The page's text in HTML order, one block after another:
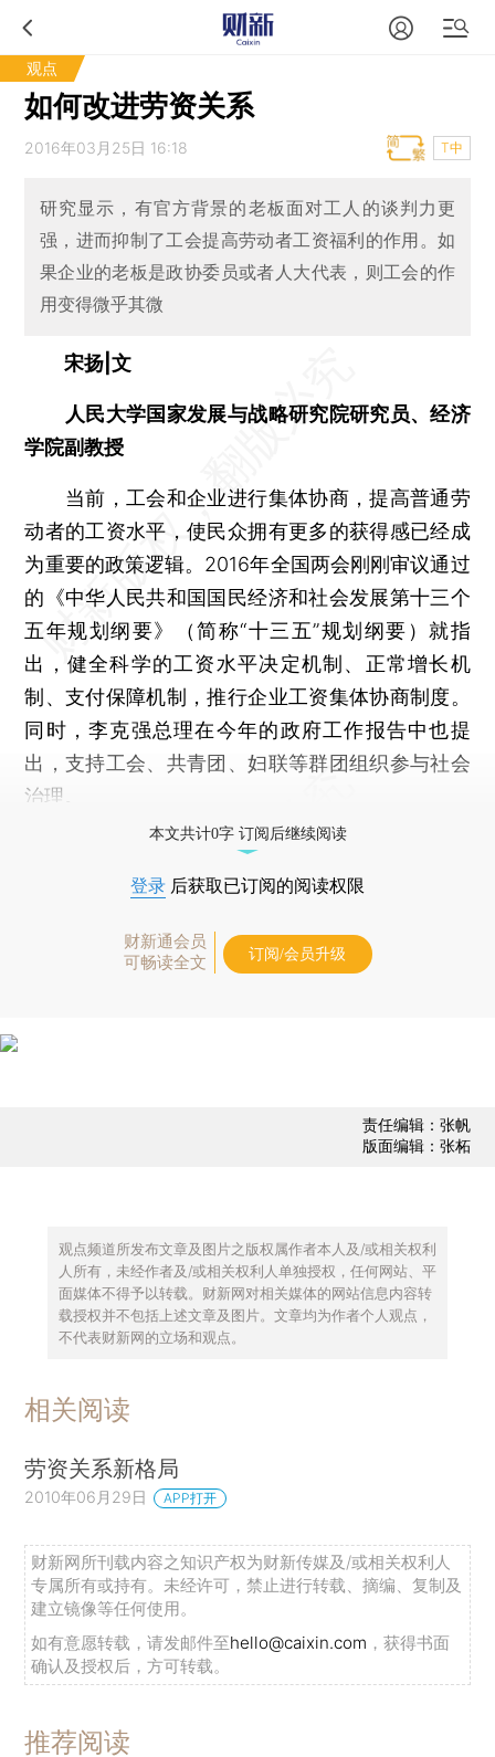
观点
如何改进劳资关系
2016年03月25日 16:18 T中
研究显示，有官方背景的老板面对工人的谈判力更
强，进而抑制了工会提高劳动者工资福利的作用。如
果企业的老板是政协委员或者人大代表，则工会的作
用变得微乎其微
宋扬|文
人民大学国家发展与战略研究院研究员、经济
学院副教授
当前，工会和企业进行集体协商，提高普通劳
动者的工资水平，使民众拥有更多的获得感已经成
为重要的政策逻辑。2016年全国两会刚刚审议通过
的《中华人民共和国国民经济和社会发展第十三个
五年规划纲要》（简称“十三五”规划纲要）就指
出，健全科学的工资水平决定机制、正常增长机
制、支付保障机制，推行企业工资集体协商制度。
同时，李克强总理在今年的政府工作报告中也提
出，支持工会、共青团、妇联等群团组织参与社会
治理。
本文共计0字 订阅后继续阅读
登录 后获取已订阅的阅读权限
财新通会员
可畅读全文
订阅/会员升级
责任编辑：张帆
版面编辑：张柘
观点频道所发布文章及图片之版权属作者本人及/或相关权利
人所有，未经作者及/或相关权利人单独授权，任何网站、平
面媒体不得予以转载。财新网对相关媒体的网站信息内容转
载授权并不包括上述文章及图片。文章均为作者个人观点，
不代表财新网的立场和观点。
相关阅读
劳资关系新格局
2010年06月29日 APP打开
财新网所刊载内容之知识产权为财新传媒及/或相关权利人
专属所有或持有。未经许可，禁止进行转载、摘编、复制及
建立镜像等任何使用。
如有意愿转载，请发邮件至hello@caixin.com ，获得书面
确认及授权后，方可转载。
推荐阅读